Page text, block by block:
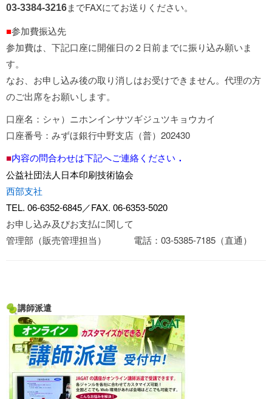
03-3384-3216までFAXにてお送りください。
■参加費振込先
参加費は、下記口座に開催日の２日前までに振り込み願いま
す。
なお、お申し込み後の取り消しはお受けできません。代理の方
のご出席をお願いします。
口座名：シャ）ニホンインサツギジュツキョウカイ
口座番号：みずほ銀行中野支店（普）202430
■内容の問合わせは下記へご連絡ください ．
公益社団法人日本印刷技術協会
西部支社
TEL. 06-6352-6845／FAX. 06-6353-5020
お申し込み及びお支払に関して
管理部（販売管理担当） 電話：03-5385-7185（直通）
講師派遣